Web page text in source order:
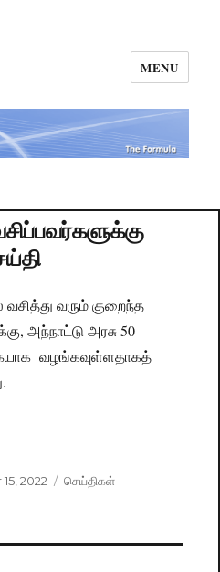
MENU
வரும் குறைந்த
அந்நாட்டு அரசு 50
வழங்கவுள்ளதாகத்
2022 Categories
செய்திகள்